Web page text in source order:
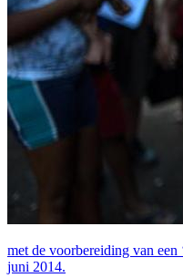
met de voorbereiding van
juni 2014.